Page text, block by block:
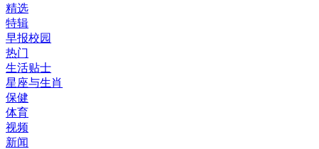
精选
特辑
早报校园
热门
生活贴士
星座与生肖
保健
体育
视频
新闻